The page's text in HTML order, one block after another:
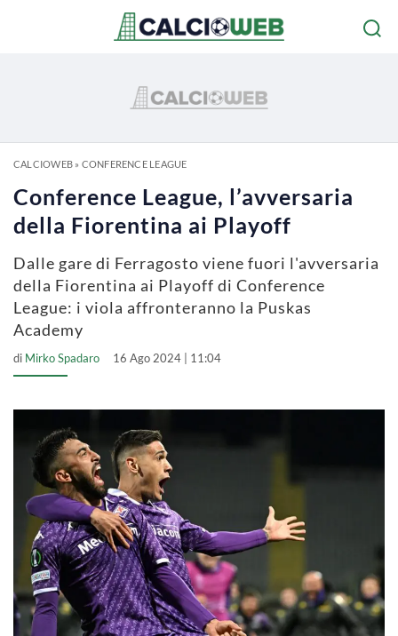
CALCIOWEB» CONFERENCE LEAGUE
Conference League, l’avversaria
della Fiorentina ai Playoff
Dalle gare di Ferragosto viene fuori l'avversaria
della Fiorentina ai Playoff di Conference
League: i viola affronteranno la Puskas
Academy
di Mirko Spadaro 16 Ago 2024 | 11:04